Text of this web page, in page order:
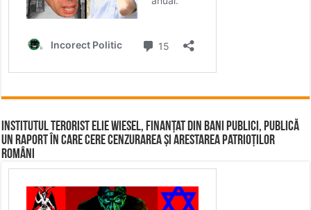
Institutul terorist Elie Wiesel, finanțat din bani publici, publică
un raport în care cere cenzurarea și arestarea patrioților
români